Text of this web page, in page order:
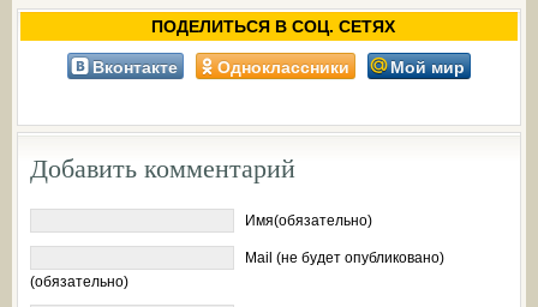
ПОДЕЛИТЬСЯ В СОЦ. СЕТЯХ
Вконтакте Одноклассники Мой мир
Добавить комментарий
Имя(обязательно)
Mail (не будет опубликовано)
(обязательно)